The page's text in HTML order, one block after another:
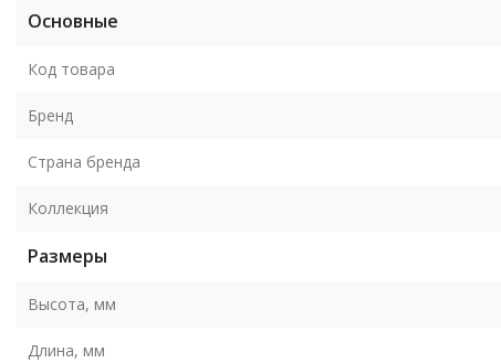
Основные
Код товара
Бренд
Страна бренда
Коллекция
Размеры
Высота, мм
Длина, мм